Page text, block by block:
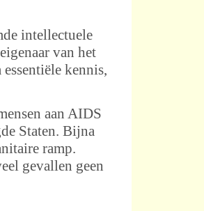
intellectuele
van het
kennis,
aan AIDS
Staten. Bijna
ramp.
gevallen geen